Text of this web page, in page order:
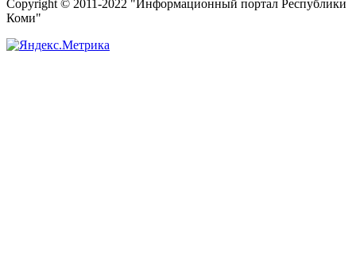
Copyright © 2011-2022 "Информационный портал Республики
Коми"